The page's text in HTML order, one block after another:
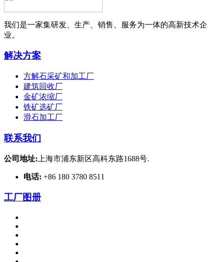
我们是一家集研发、生产、销售、服务为一体的高新技术企
业。
解决方案
方解石采矿和加工厂
建筑回收厂
金矿浓缩厂
铁矿选矿厂
滑石加工厂
联系我们
公司地址: 上海市浦东新区高科东路1688号.
电话: +86 180 3780 8511
工厂图册